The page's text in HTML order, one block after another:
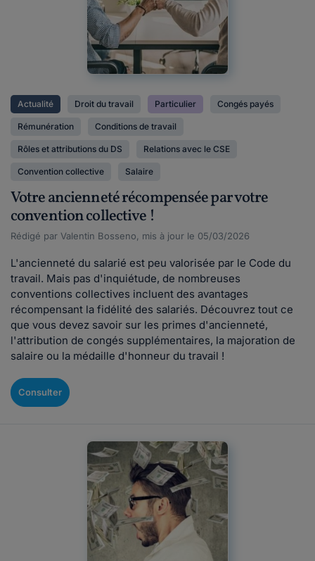
Actualité Droit du travail Particulier Congés payés
Rémunération Conditions de travail
Rôles et attributions du DS Relations avec le CSE
Convention collective Salaire
Votre ancienneté récompensée par votre
convention collective !
Rédigé par Valentin Bosseno, mis à jour le 05/03/2026
L'ancienneté du salarié est peu valorisée par le Code du
travail. Mais pas d'inquiétude, de nombreuses
conventions collectives incluent des avantages
récompensant la fidélité des salariés. Découvrez tout ce
que vous devez savoir sur les primes d'ancienneté,
l'attribution de congés supplémentaires, la majoration de
salaire ou la médaille d'honneur du travail !
Consulter